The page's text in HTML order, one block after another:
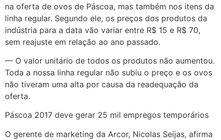
na oferta de ovos de Páscoa, mas também nos itens da
linha regular. Segundo ele, os preços dos produtos da
indústria para a data vão variar entre R$ 15 e R$ 70,
sem reajuste em relação ao ano passado.
— O valor unitário de todos os produtos não aumentou.
Toda a nossa linha regular não subiu o preço e os ovos
não tiveram uma alta por causa da readequação da
oferta.
Páscoa 2017 deve gerar 25 mil empregos temporários
O gerente de marketing da Arcor, Nicolas Seijas, afirma